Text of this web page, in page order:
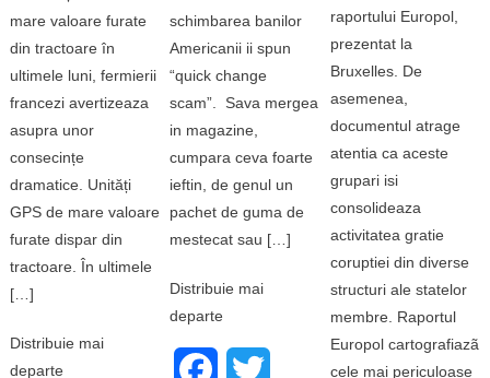
mare valoare furate
din tractoare în
ultimele luni, fermierii
francezi avertizeaza
asupra unor
consecințe
dramatice. Unități
GPS de mare valoare
furate dispar din
tractoare. În ultimele
[…]
Distribuie mai
departe
schimbarea banilor
Americanii ii spun
“quick change
scam”. Sava mergea
in magazine,
cumpara ceva foarte
ieftin, de genul un
pachet de guma de
mestecat sau […]
Distribuie mai
departe
Facebook
raportului Europol,
prezentat la
Bruxelles. De
asemenea,
documentul atrage
atentia ca aceste
grupari isi
consolideaza
activitatea gratie
coruptiei din diverse
structuri ale statelor
membre. Raportul
Europol cartografiazã
cele mai periculoase